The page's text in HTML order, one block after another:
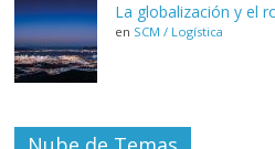
La globalización y el
en SCM / Logística